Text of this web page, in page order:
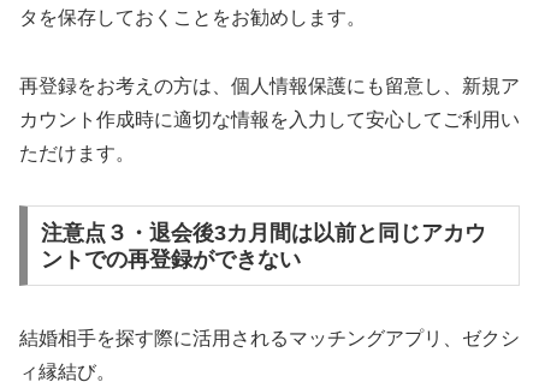
タを保存しておくことをお勧めします。
再登録をお考えの方は、個人情報保護にも留意し、新規ア
カウント作成時に適切な情報を入力して安心してご利用い
ただけます。
注意点３・退会後3カ月間は以前と同じアカウ
ントでの再登録ができない
結婚相手を探す際に活用されるマッチングアプリ、ゼクシ
ィ縁結び。